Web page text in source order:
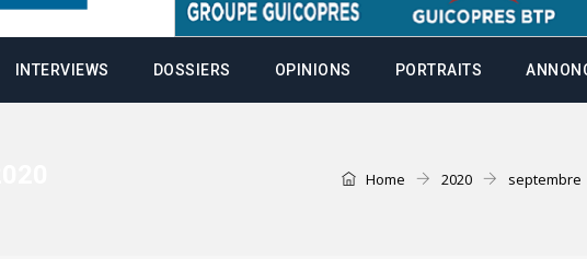
31 mai : fin des campagnes ce jeudi 28 mai à
à la délivrance de la fiche de procuration
INTERVIEWS DOSSIERS OPINIONS PORTRAITS
Home 2020 septembre